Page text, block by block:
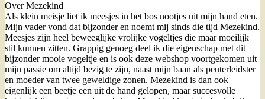
Over Mezekind
Als klein meisje liet ik meesjes in het bos nootjes uit mijn hand eten.
Mijn vader vond dat bijzonder en noemt mij sinds die tijd Mezekind.
Meesjes zijn heel beweeglijke vrolijke vogeltjes die maar moeilijk
stil kunnen zitten. Grappig genoeg deel ik die eigenschap met dit
bijzonder mooie vogeltje en is ook deze webshop voortgekomen uit
mijn passie om altijd bezig te zijn, naast mijn baan als peuterleidster
en moeder van twee geweldige zonen. Mezekind is dan ook
eigenlijk een beetje een uit de hand gelopen, maar succesvolle